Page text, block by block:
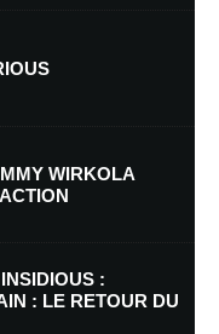
dans le navigateur pour
WIRKOLA
:
: LE RETOUR DU